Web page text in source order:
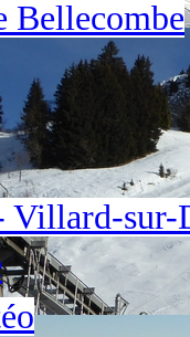
Bellecombe
Villard-sur-